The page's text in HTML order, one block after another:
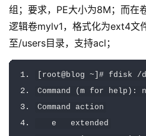
组；要求，PE大小为8M；而在
逻辑卷mylv1，格式化为ext4文
至/users目录，支持acl；
root@blog ~]# fdisk /
Command
( m for help ):
n
Command action
   e   extended